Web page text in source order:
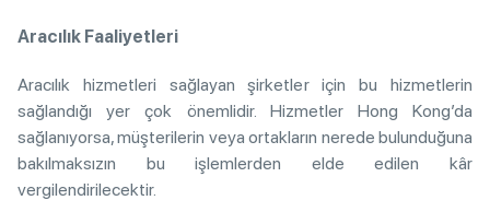
Aracılık Faaliyetleri
Aracılık hizmetleri sağlayan şirketler için bu hizmetlerin
sağlandığı yer çok önemlidir. Hizmetler Hong Kong’da
sağlanıyorsa, müşterilerin veya ortakların nerede bulunduğuna
bakılmaksızın bu işlemlerden elde edilen kâr
vergilendirilecektir.